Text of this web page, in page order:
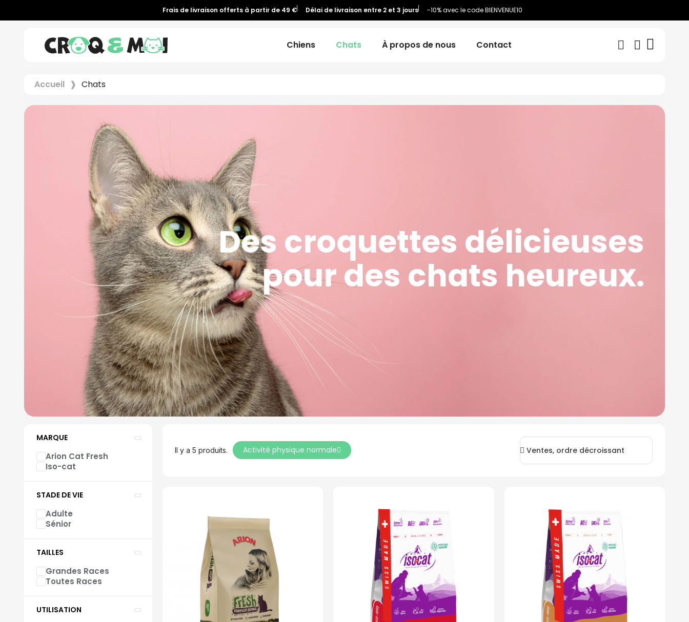
Frais de livraison offerts à partir de 49 € Délai de livraison entre 2 et 3 jours -10% avec le code BIENVENUE10
Chiens Chats À propos de nous Contact
Accueil Chats
Des croquettes délicieuses
pour des chats heureux.
MARQUE
Arion Cat Fresh
Iso-cat
STADE DE VIE
Adulte
Sénior
TAILLES
Grandes Races
Toutes Races
UTILISATION
Il y a 5 produits. Activité physique normale